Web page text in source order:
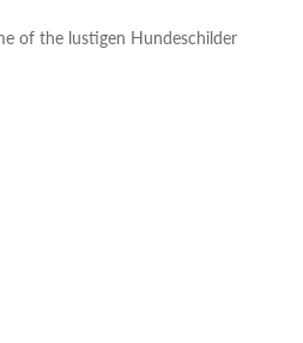
of the lustigen Hundeschilder